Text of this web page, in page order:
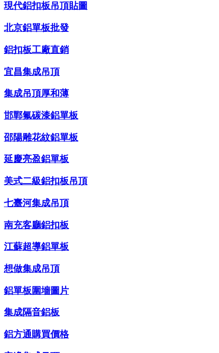
現代鋁扣板吊頂貼圖
北京鋁單板批發
鋁扣板工廠直銷
宜昌集成吊頂
集成吊頂厚和薄
邯鄲氟碳漆鋁單板
邵陽雕花紋鋁單板
延慶亮盈鋁單板
美式二級鋁扣板吊頂
七臺河集成吊頂
南充客廳鋁扣板
江蘇超導鋁單板
想做集成吊頂
鋁單板圍墻圖片
集成隔音鋁板
鋁方通購買價格